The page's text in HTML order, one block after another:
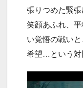
張りつめた緊
笑顔あふれ、
い覚悟の戦い
希望…という対